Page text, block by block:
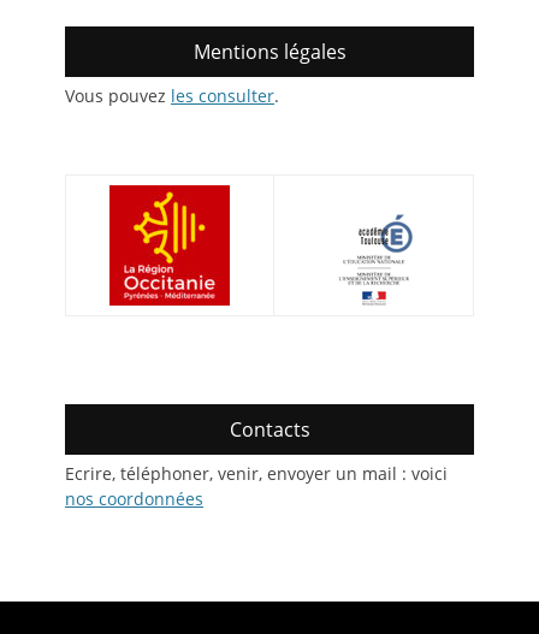
Mentions légales
Vous pouvez les consulter.
Contacts
Ecrire, téléphoner, venir, envoyer un mail : voici
nos coordonnées